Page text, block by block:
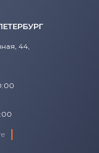
44,